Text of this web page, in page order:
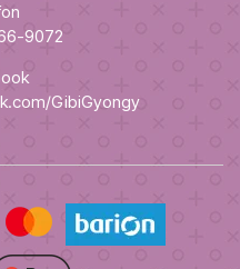
9072
GibiGyongy